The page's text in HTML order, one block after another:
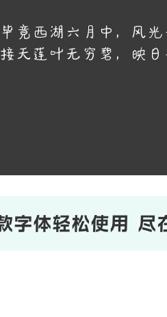
毕竟西湖六月中，风
接天莲叶无穷碧，映